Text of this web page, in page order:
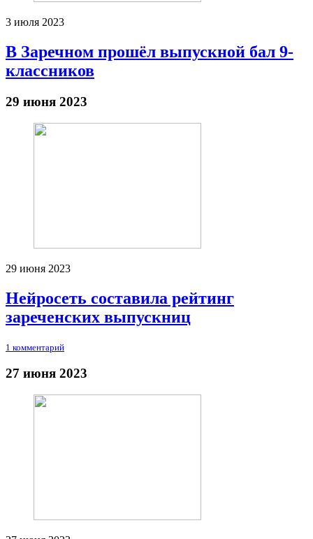
3 июля 2023
В Заречном прошёл выпускной бал 9-
классников
29 июня 2023
29 июня 2023
Нейросеть составила рейтинг
зареченских выпускниц
1 комментарий
27 июня 2023